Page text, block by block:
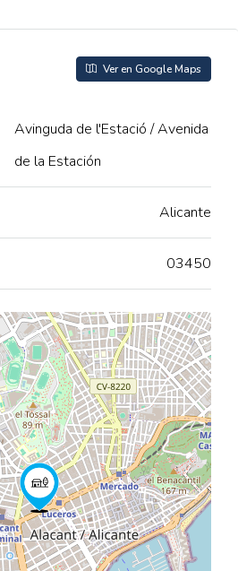
Ver en Google Maps
Avinguda de l'Estació / Avenida
de la Estación
Alicante
03450